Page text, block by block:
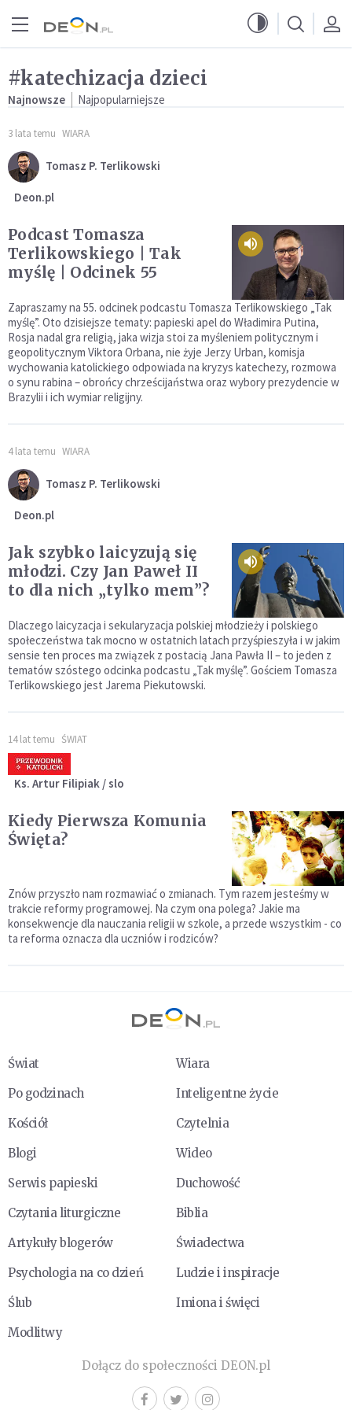
#katechizacja dzieci
Najnowsze Najpopularniejsze
3 lata temu WIARA
Tomasz P. Terlikowski
Deon.pl
Podcast Tomasza
Terlikowskiego | Tak
myślę | Odcinek 55
Zapraszamy na 55. odcinek podcastu Tomasza Terlikowskiego „Tak
myślę”. Oto dzisiejsze tematy: papieski apel do Władimira Putina,
Rosja nadal gra religią, jaka wizja stoi za myśleniem politycznym i
geopolitycznym Viktora Orbana, nie żyje Jerzy Urban, komisja
wychowania katolickiego odpowiada na kryzys katechezy, rozmowa
o synu rabina – obrońcy chrześcijaństwa oraz wybory prezydencie w
Brazylii i ich wymiar religijny.
4 lata temu WIARA
Tomasz P. Terlikowski
Deon.pl
Jak szybko laicyzują się
młodzi. Czy Jan Paweł II
to dla nich „tylko mem”?
Dlaczego laicyzacja i sekularyzacja polskiej młodzieży i polskiego
społeczeństwa tak mocno w ostatnich latach przyśpieszyła i w jakim
sensie ten proces ma związek z postacią Jana Pawła II – to jeden z
tematów szóstego odcinka podcastu „Tak myślę”. Gościem Tomasza
Terlikowskiego jest Jarema Piekutowski.
14 lat temu ŚWIAT
Ks. Artur Filipiak / slo
Kiedy Pierwsza Komunia
Święta?
Znów przyszło nam rozmawiać o zmianach. Tym razem jesteśmy w
trakcie reformy programowej. Na czym ona polega? Jakie ma
konsekwencje dla nauczania religii w szkole, a przede wszystkim - co
ta reforma oznacza dla uczniów i rodziców?
Świat
Wiara
Po godzinach
Inteligentne życie
Kościół
Czytelnia
Blogi
Wideo
Serwis papieski
Duchowość
Czytania liturgiczne
Biblia
Artykuły blogerów
Świadectwa
Psychologia na co dzień
Ludzie i inspiracje
Ślub
Imiona i święci
Modlitwy
Dołącz do społeczności DEON.pl